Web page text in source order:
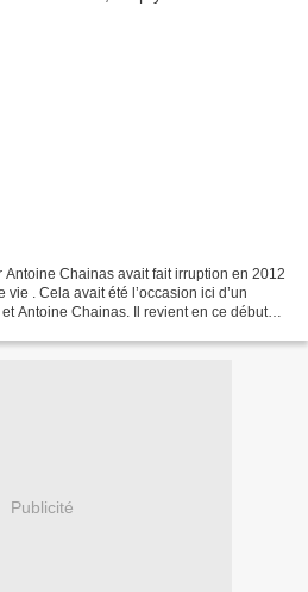
Antoine Chainas avait fait irruption en 2012
. Cela avait été l’occasion ici d’un
Antoine Chainas. Il revient en ce début
Publicité